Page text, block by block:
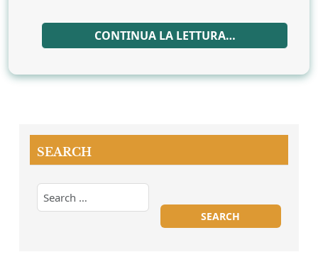
CONTINUA LA LETTURA…
SEARCH